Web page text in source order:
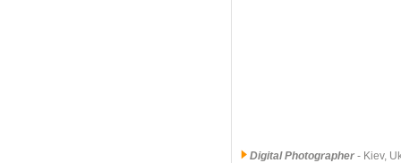
Digital Photographer - Kiev,